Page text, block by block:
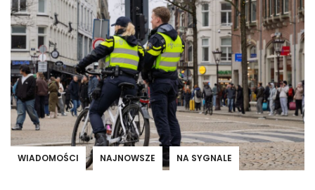
WIADOMOŚCI NAJNOWSZE NA SYGNALE